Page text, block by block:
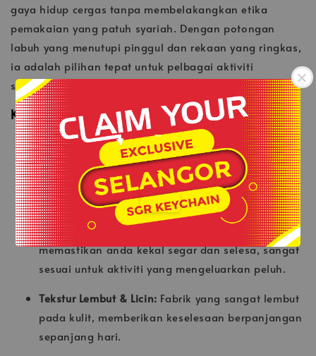
-
.
gaya hidup cergas tanpa membelakangkan etika
pemakaian yang patuh syariah. Dengan potongan
labuh yang menutupi pinggul dan rekaan yang ringkas,
ia adalah pilihan tepat untuk pelbagai aktiviti
seharian.
Keunggulan Fabrik Premium
100% Microfiber Edge Cool Breeze:
Menggunakan
teknologi fabrik terkini yang memberikan rasa
dingin dan nyaman walaupun dipakai di bawah
cuaca terik.
Fast Dry Technology:
Teknologi cepat kering yang
memastikan anda kekal segar dan selesa, sangat
sesuai untuk aktiviti yang mengeluarkan peluh.
Tekstur Lembut & Licin: Fabrik yang sangat lembut
pada kulit, memberikan keselesaan berpanjangan
sepanjang hari.